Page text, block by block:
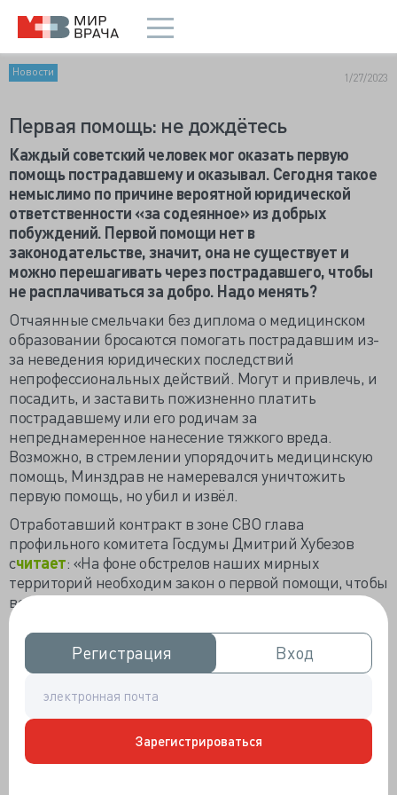
Регистрация
Регистрация Вход
Вход
Зарегистрироваться
Новости 1/27/2023
Первая помощь: не дождётесь
Каждый советский человек мог оказать первую
помощь пострадавшему и оказывал. Сегодня такое
немыслимо по причине вероятной юридической
ответственности «за содеянное» из добрых
побуждений. Первой помощи нет в
законодательстве, значит, она не существует и
можно перешагивать через пострадавшего, чтобы
не расплачиваться за добро. Надо менять?
Отчаянные смельчаки без диплома о медицинском
образовании бросаются помогать пострадавшим из-
за неведения юридических последствий
непрофессиональных действий. Могут и привлечь, и
посадить, и заставить пожизненно платить
пострадавшему или его родичам за
непреднамеренное нанесение тяжкого вреда.
Возможно, в стремлении упорядочить медицинскую
помощь, Минздрав не намеревался уничтожить
первую помощь, но убил и извёл.
Отработавший контракт в зоне СВО глава
профильного комитета Госдумы Дмитрий Хубезов
считает: «На фоне обстрелов наших мирных
территорий необходим закон о первой помощи, чтобы
все понимали базовый объём первичных мер и их
расширенный объём. <…> Базовая оказывается сразу.
Мимо человек прошёл, увидел, что человеку плохо, и
оказал. Расширенная подразумевает включение и
лекарственных препаратов, и дополнительных
средств».
Парламентарий не первым поднял проблему
законодательного отсутствия первой помощи, но в
сегодняшней ситуации это актуально, а в